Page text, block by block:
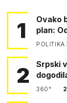
1
Ovako
plan:
POLITIKA
2
Srpski
360°